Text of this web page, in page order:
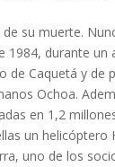
su muerte.
1984, durante
de Caquetá y de
Ochoa.
en 1,2
un helicóptero
uno de los